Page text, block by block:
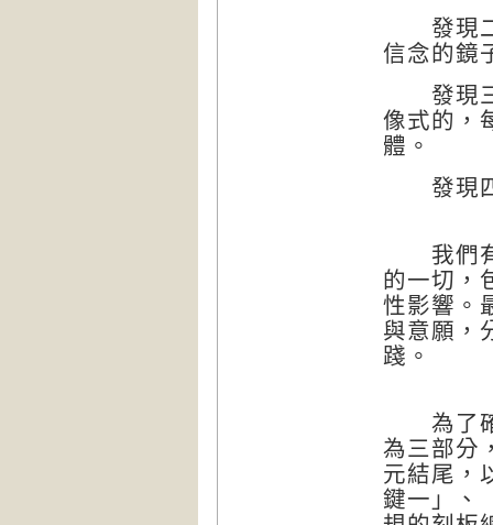
發現二
信念的鏡
發現三
像式的，
體。
發現四
我們有
的一切，
性影響。
與意願，
踐。
為了確
為三部分
元結尾，
鍵一」、